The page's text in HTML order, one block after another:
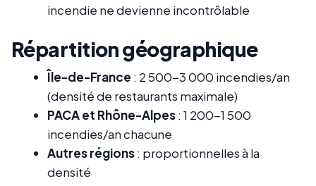
incendie ne devienne incontrôlable
Répartition géographique
Île-de-France : 2 500-3 000 incendies/an
(densité de restaurants maximale)
PACA et Rhône-Alpes: 1 200-1 500
incendies/an chacune
Autres régions: proportionnelles à la
densité